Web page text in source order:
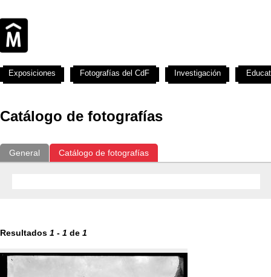
Catálogo de fotografías
General Catálogo de fotografías
Resultados 1 - 1 de 1
Exposiciones Fotografías del CdF Investigación